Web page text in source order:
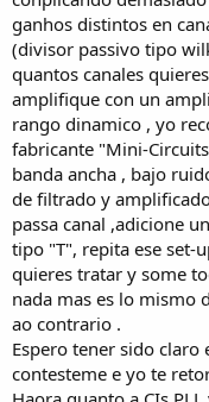
ganhos distintos en
(divisor passivo tipo
quantos canales
amplifique con un
rango dinamico , yo
fabricante "Mini-
banda ancha , bajo
de filtrado y
passa canal ,adicione
tipo "T", repita ese set-
quieres tratar y some
nada mas es lo mismo
ao contrario .
Espero tener sido claro
contesteme e yo te